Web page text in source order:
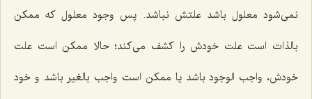
نمى‌شود معلول باشد علتش نباشد. پس وجود معلول که ممکن
بالذات است علت خودش را کشف‌ مى‌کند؛ حالا ممکن است علت
خودش، واجب الوجود باشد یا ممکن است واجب بالغیر باشد و خود